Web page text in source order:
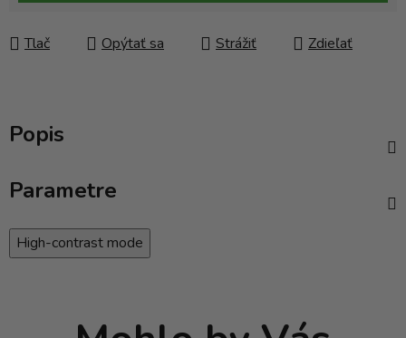
Tlač Opýtať sa Strážiť Zdieľať
Popis
Parametre
High-contrast mode